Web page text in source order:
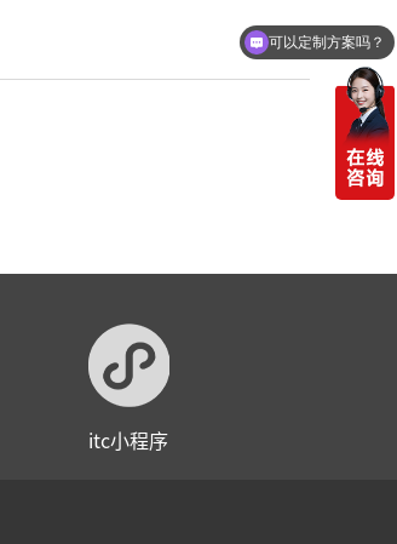
itc小程序
你们电话多少
可以定制方案吗？